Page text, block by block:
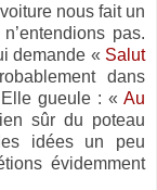
nous fait un
pas.
demande « Salut
dans
gueule : « Au
sûr du poteau
idées un peu
évidemment